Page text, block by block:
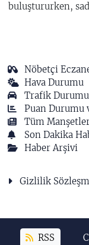
buluştururken,
Nöbetçi
Hava Durumu
Trafik Durumu
Puan Durumu
Tüm
Son Dakika
Haber Arşivi
Gizlilik
RSS